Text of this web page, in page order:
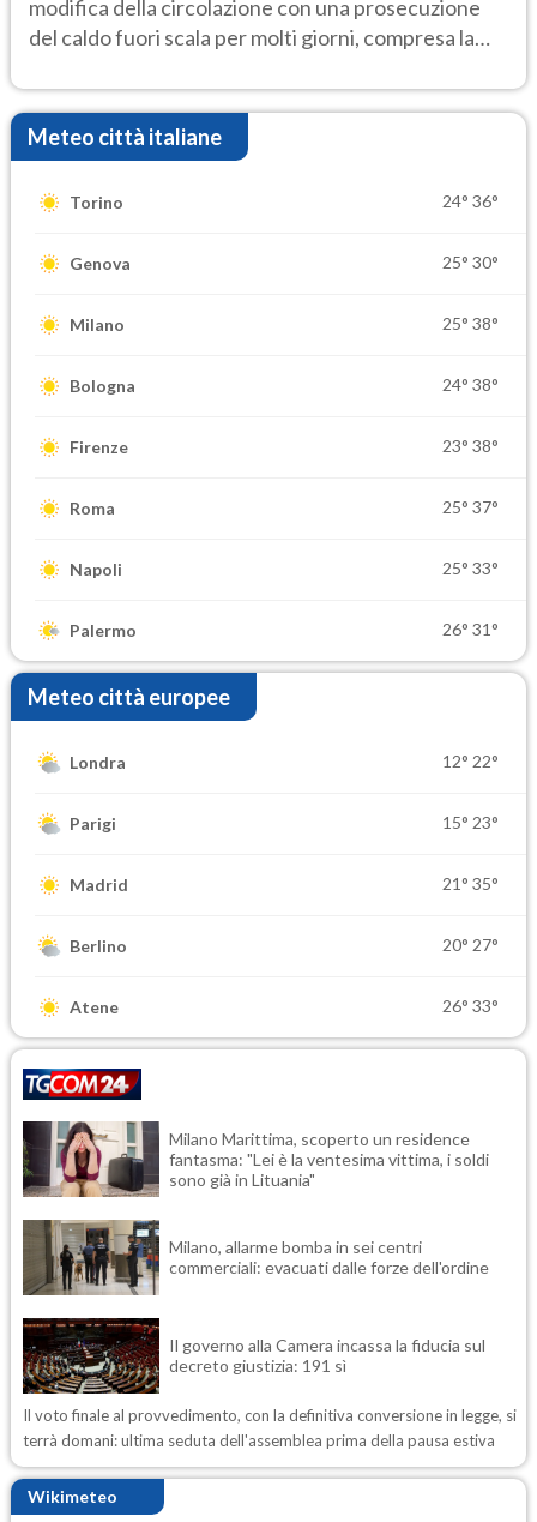
modifica della circolazione con una prosecuzione
del caldo fuori scala per molti giorni, compresa la
Meteo città italiane
Torino 24° 36°
Genova 25° 30°
Milano 25° 38°
Bologna 24° 38°
Firenze 23° 38°
Roma 25° 37°
Napoli 25° 33°
Palermo 26° 31°
Meteo città europee
Londra 12° 22°
Parigi 15° 23°
Madrid 21° 35°
Berlino 20° 27°
Atene 26° 33°
Milano Marittima, scoperto un residence
fantasma: "Lei è la ventesima vittima, i soldi
sono già in Lituania"
Milano, allarme bomba in sei centri
commerciali: evacuati dalle forze dell'ordine
Il governo alla Camera incassa la fiducia sul
decreto giustizia: 191 sì
Il voto finale al provvedimento, con la definitiva conversione in legge, si
terrà domani: ultima seduta dell'assemblea prima della pausa estiva
Wikimeteo